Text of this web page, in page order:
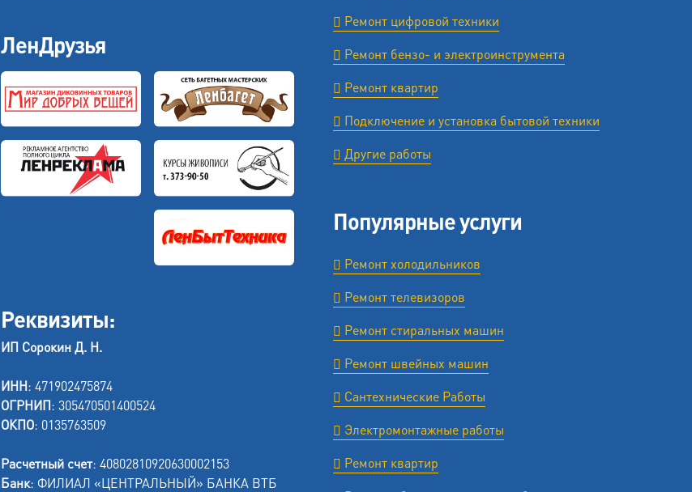
ЛенДрузья
Реквизиты:
ИП Сорокин Д. Н.
ИНН: 471902475874
ОГРНИП: 305470501400524
ОКПО: 0135763509
Расчетный счет: 40802810920630002153
Банк: ФИЛИАЛ «ЦЕНТРАЛЬНЫЙ» БАНКА ВТБ
Ремонт цифровой техники
Ремонт бензо- и электроинструмента
Ремонт квартир
Подключение и установка бытовой техники
Другие работы
Популярные услуги
Ремонт холодильников
Ремонт телевизоров
Ремонт стиральных машин
Ремонт швейных машин
Сантехнические Работы
Электромонтажные работы
Ремонт квартир